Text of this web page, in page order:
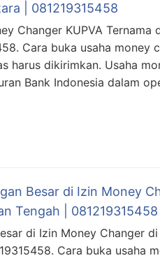
| 081219315458
Changer KUPVA Ternama
Cara buka usaha money
harus dikirimkan. Usaha
Bank Indonesia dalam
Besar di Izin Money
Tengah | 081219315458
di Izin Money Changer
Cara buka usaha